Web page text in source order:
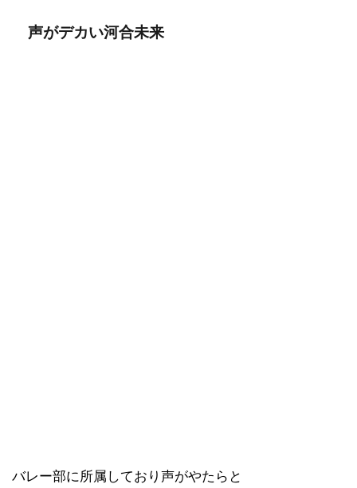
声がデカい河合未来
バレー部に所属しており声がやたらと